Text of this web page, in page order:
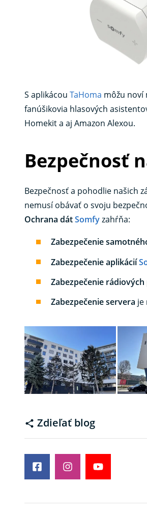
S aplikácou TaHoma môžu noví
fanúšikovia hlasových
Homekit a aj Amazon Alexou.
Bezpečnosť
Bezpečnosť a pohodlie našich
nemusí obávať o svoju
Ochrana dátSomfyzahŕňa:
Zabezpečenie
Zabezpečenie aplikácií
Zabezpečenie
Zabezpečenie servera je
Zdieľať blog